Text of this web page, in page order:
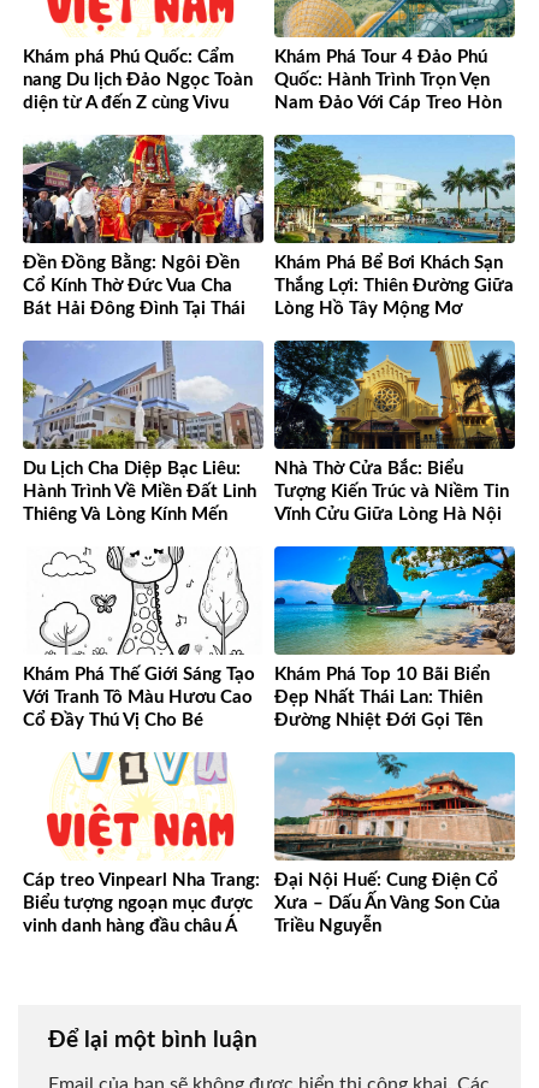
Khám phá Phú Quốc: Cẩm
nang Du lịch Đảo Ngọc Toàn
diện từ A đến Z cùng Vivu
Khám Phá Tour 4 Đảo Phú
Quốc: Hành Trình Trọn Vẹn
Nam Đảo Với Cáp Treo Hòn
Đền Đồng Bằng: Ngôi Đền
Cổ Kính Thờ Đức Vua Cha
Bát Hải Đông Đình Tại Thái
Khám Phá Bể Bơi Khách Sạn
Thắng Lợi: Thiên Đường Giữa
Lòng Hồ Tây Mộng Mơ
Du Lịch Cha Diệp Bạc Liêu:
Hành Trình Về Miền Đất Linh
Thiêng Và Lòng Kính Mến
Nhà Thờ Cửa Bắc: Biểu
Tượng Kiến Trúc và Niềm Tin
Vĩnh Cửu Giữa Lòng Hà Nội
Khám Phá Thế Giới Sáng Tạo
Với Tranh Tô Màu Hươu Cao
Cổ Đầy Thú Vị Cho Bé
Khám Phá Top 10 Bãi Biển
Đẹp Nhất Thái Lan: Thiên
Đường Nhiệt Đới Gọi Tên
Cáp treo Vinpearl Nha Trang:
Biểu tượng ngoạn mục được
vinh danh hàng đầu châu Á
Đại Nội Huế: Cung Điện Cổ
Xưa – Dấu Ấn Vàng Son Của
Triều Nguyễn
Để lại một bình luận